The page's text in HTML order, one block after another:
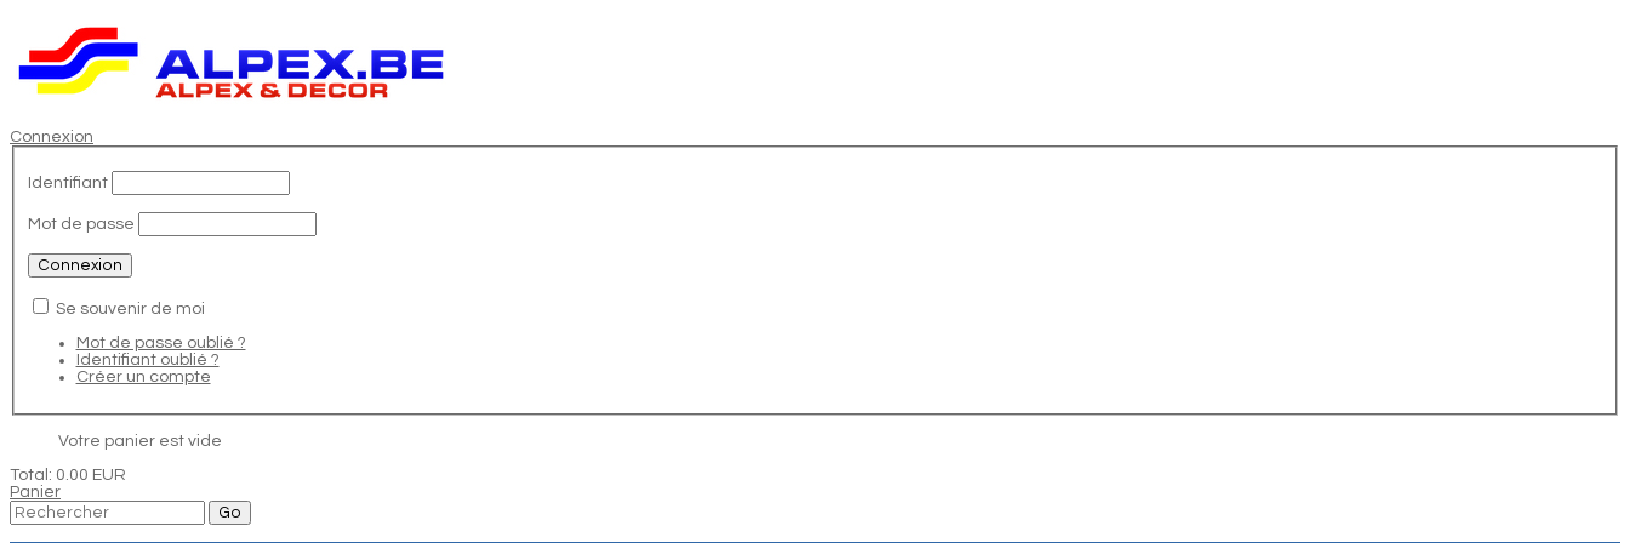
Connexion
Identifiant
Mot de passe
Se souvenir de moi
Mot de passe oublié ?
Identifiant oublié ?
Créer un compte
Votre panier est vide
Total: 0.00 EUR
Panier